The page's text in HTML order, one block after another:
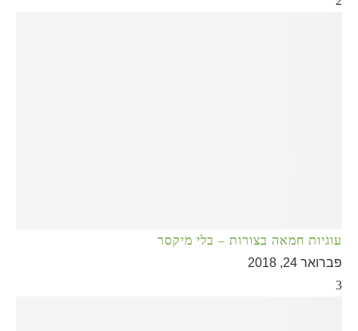
עוגיות חמאה בצורות – בלי מיקסר
פברואר 24, 2018
3